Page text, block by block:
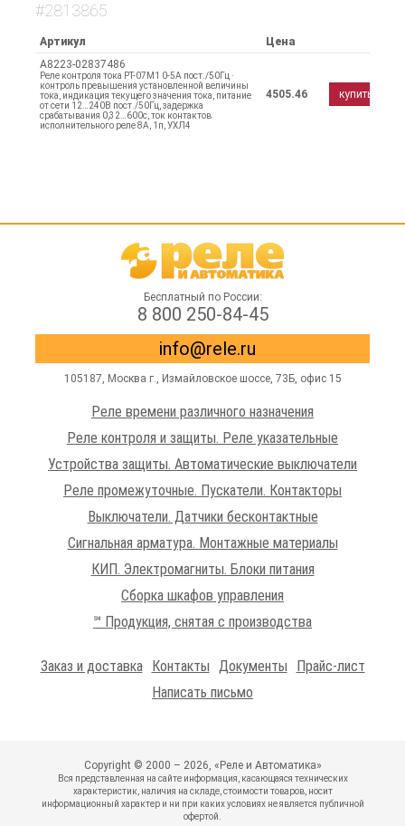
#2813865
Артикул
Цена
A8223-02837486
Реле контроля тока РТ-07М1 0-5А пост./50Гц ·
контроль превышения установленной величины
тока, индикация текущего значения тока, питание
от сети 12…240В пост./50Гц, задержка
срабатывания 0,32…600с, ток контактов
исполнительного реле 8А, 1п, УХЛ4
4505.46 купить
Бесплатный по России:
8 800 250-84-45
info@rele.ru
105187, Москва г., Измайловское шоссе, 73Б, офис 15
Реле времени различного назначения
Реле контроля и защиты. Реле указательные
Устройства защиты. Автоматические выключатели
Реле промежуточные. Пускатели. Контакторы
Выключатели. Датчики бесконтактные
Сигнальная арматура. Монтажные материалы
КИП. Электромагниты. Блоки питания
Сборка шкафов управления
℠ Продукция, снятая с производства
Заказ и доставка Контакты Документы
Прайс-лист
Написать письмо
Copyright © 2000 – 2026, «Реле и Автоматика»
Вся представленная на сайте информация, касающаяся технических
характеристик, наличия на складе, стоимости товаров, носит
информационный характер и ни при каких условиях не является публичной
офертой.